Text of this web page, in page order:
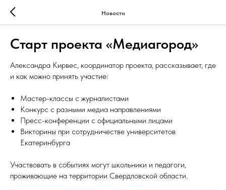
Новости
Старт проекта «Медиагород»
Александра Кирвес, координатор проекта, рассказывает, где
и как можно принять участие:
Мастер-классы с журналистами
Конкурс с разными медиа направлениями
Пресс-конференции с официальными лицами
Викторины при сотрудничестве университетов
Екатеринбурга
Участвовать в событиях могут школьники и педагоги,
проживающие на территории Свердловской области.